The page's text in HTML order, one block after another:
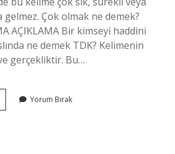
gelmez. Çok olmak ne demek?
AÇIKLAMA Bir kimseyi haddini
ne demek TDK? Kelimenin
gerçekliktir. Bu…
Yorum Bırak